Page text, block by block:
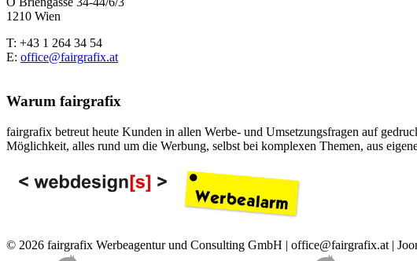
1210 Wien
T: +43 1 264 34 54
E: office@fairgrafix.at
Warum fairgrafix
fairgrafix betreut heute Kunden in allen Werbe- und Umsetzungsfragen auf
Möglichkeit, alles rund um die Werbung, selbst bei komplexen Themen, aus
© 2026 fairgrafix Werbeagentur und Consulting GmbH | office@fairgrafix.at |